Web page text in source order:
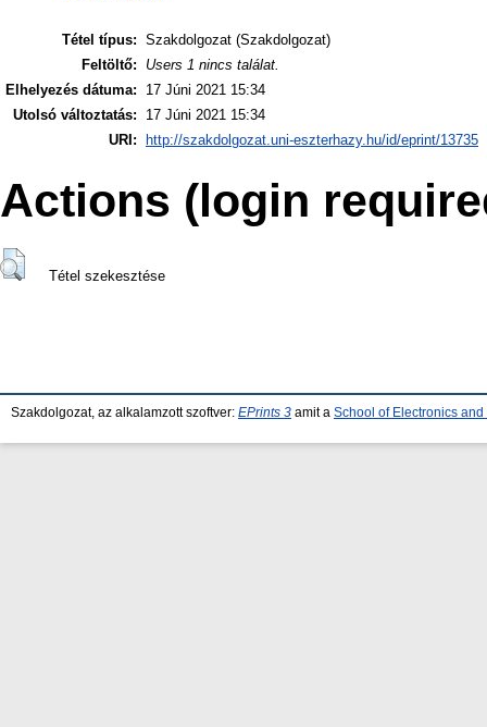
Tétel típus: Szakdolgozat (Szakdolgozat)
Feltöltő:
Users 1 nincs találat.
Elhelyezés dátuma:
17 Júni 2021 15:34
Utolsó változtatás:
17 Júni 2021 15:34
URI:
http://szakdolgozat.uni-eszterhazy.hu/id/eprint/13735
Actions (login
Tétel szekesztése
Szakdolgozat, az alkalamzott szoftver: EPrints 3 amit a School of Electronics